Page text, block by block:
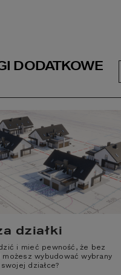
DODATKOWE
działki
i mieć pewność, że bez
wybudować wybrany
działce?
-